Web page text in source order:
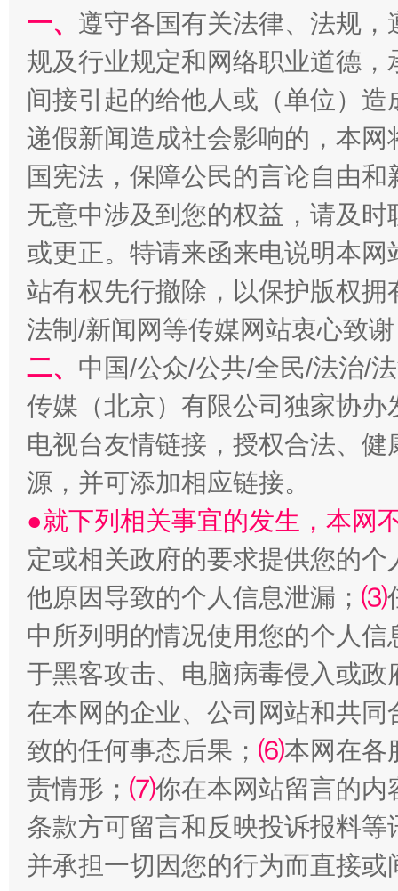
千年窑火 生生不息 一
揭开“小金库”的免责幌子
全民健身五年计划来了！等你上场
一、 遵守各国有关法律、法规
规及行业规定和网络职业道德
间接引起的给他人或（单位）
递假新闻造成社会影响的，本
国宪法，保障公民的言论自由
无意中涉及到您的权益，请及
或更正。特请来函来电说明本
站有权先行撤除，以保护版权
法制/新闻网等传媒网站衷心致
二、 中国/公众/公共/全民/法治/
传媒（北京）有限公司独家协
电视台友情链接，授权合法、
源，并可添加相应链接。
●就下列相关事宜的发生，本网
定或相关政府的要求提供您的个
他原因导致的个人信息泄漏； ⑶
中所列明的情况使用您的个人
于黑客攻击、电脑病毒侵入或
在本网的企业、公司网站和共
致的任何事态后果； ⑹本网在各
责情形； ⑺你在本网站留言的内
条款方可留言和反映投诉报料
并承担一切因您的行为而直接